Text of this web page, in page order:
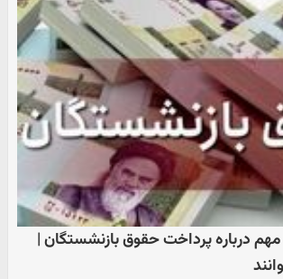
مهم درباره پرداخت حقوق بازنشستگان |